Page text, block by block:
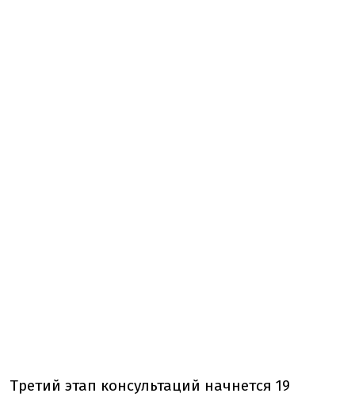
Третий этап консультаций начнется 19